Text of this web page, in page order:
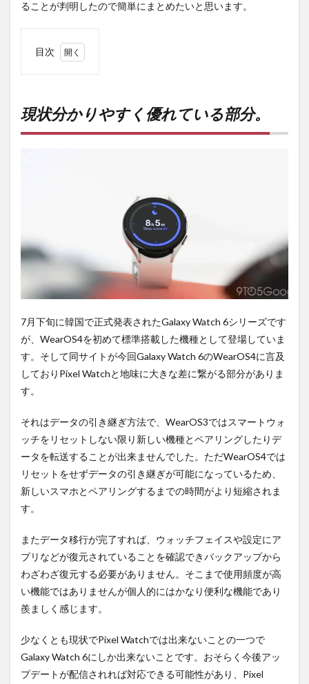
ることが判明したので簡単にまとめたいと思います。
目次
りや
すく
優れ
間・
手数
料不
オン
ンシ
ョッ
プが
おす
め！
現状分かりやすく優れている部分。
7月下旬に韓国で正式発表されたGalaxy Watch 6シリーズです
が、WearOS4を初めて標準搭載した機種として登場していま
す。そして同サイトが今回Galaxy Watch 6のWearOS4に言及
しておりPixel Watchと地味に大きな差に繋がる部分がありま
す。
それはデータの引き継ぎ方法で、WearOS3ではスマートウォ
ッチをリセットしない限り新しい機種とペアリングしたりデ
ータを転送することが出来ませんでした。ただWearOS4では
リセットをせずデータの引き継ぎが可能になっているため、
新しいスマホとペアリングするまでの時間がより短縮されま
す。
またデータ移行が完了すれば、ウォッチフェイスや設定にア
プリなどが復元されていることを確認できバックアップから
わざわざ復元する必要がありません。そこまで使用頻度が高
い機能ではありませんが個人的にはかなり便利な機能であり
羨ましく感じます。
少なくとも現状でPixel Watchでは出来ないことの一つで
Galaxy Watch 6にしか出来ないことです。おそらく今後アッ
プデートが配信されれば対応できる可能性があり、Pixel